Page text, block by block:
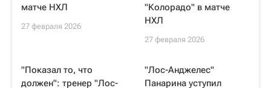
матче НХЛ
27 февраля 2026
"Колорадо" в матче
НХЛ
27 февраля 2026
"Показал то, что
должен": тренер "Лос-
"Лос-Анджелес"
Панарина уступил